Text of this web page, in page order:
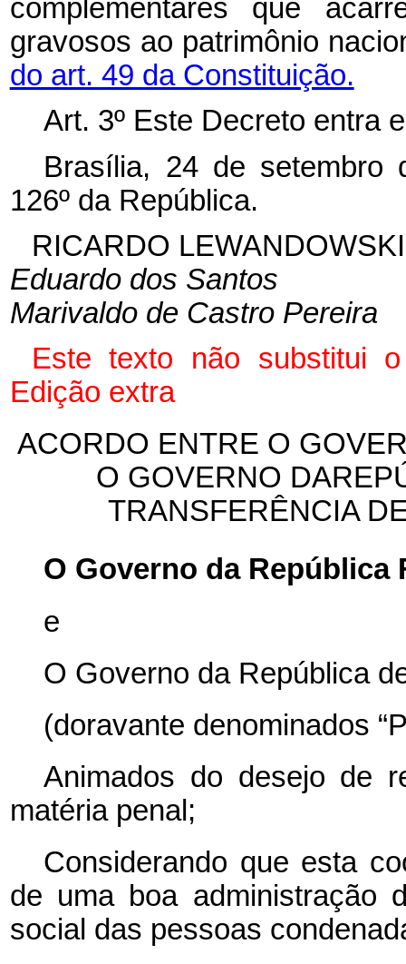
complementares que
gravosos ao patrimônio
do art. 49 da Constituição.
Art. 3º Este Decreto entra
Brasília, 24 de setembro
126º da República.
RICARDO LEWANDOWSKI
Eduardo dos Santos
Marivaldo de Castro Pereira
Este texto não substitui
Edição extra
ACORDO ENTRE O
O GOVERNO
TRANSFERÊNCIA
O Governo da República
e
O Governo da República
(doravante denominados
Animados do desejo de
matéria penal;
Considerando que esta
de uma boa administração
social das pessoas